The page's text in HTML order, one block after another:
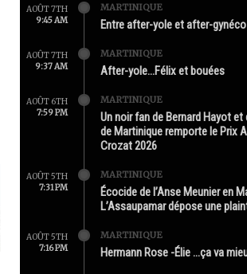
AOÛT 7TH
9:45 AM
MARTINIQUE
Entre after-yole et after-gynéco
AOÛT 7TH
9:37 AM
MARTINIQUE
After-yole…Félix et bouées
AOÛT 6TH
7:59 PM
MARTINIQUE
Un noir fan de Bernard Hayot et
de Martinique remporte le Prix
Crozat 2026
AOÛT 5TH
7:31 PM
MARTINIQUE
Écocide de l’Anse Meunier en
L’Assaupamar dépose une
AOÛT 5TH
7:16 PM
MARTINIQUE
Hermann Rose -Élie …ça va